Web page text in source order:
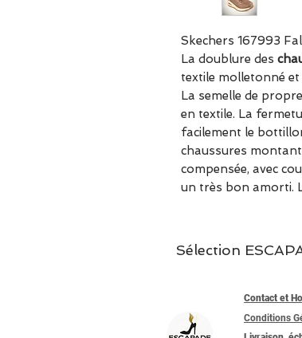
Skechers 167993
La doublure des
textile molletonné
La semelle de
en textile. La
facilement le
chaussures
compensée, avec
un très bon amorti.
Sélection
Contact et
Conditions